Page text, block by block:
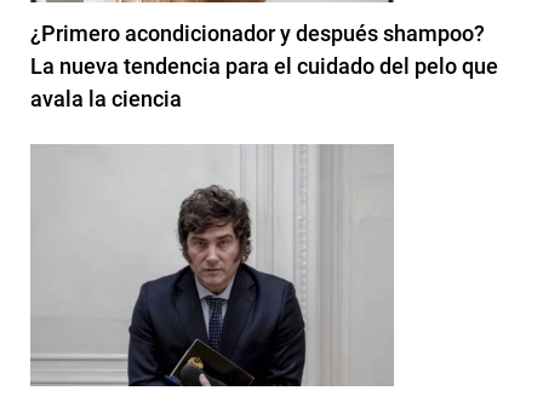
¿Primero acondicionador y después shampoo?
La nueva tendencia para el cuidado del pelo que
avala la ciencia